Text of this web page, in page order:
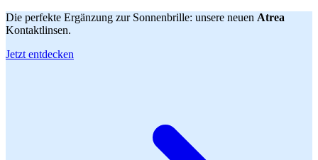
Die perfekte Ergänzung zur Sonnenbrille: unsere neuen Atrea
Kontaktlinsen.
Jetzt entdecken